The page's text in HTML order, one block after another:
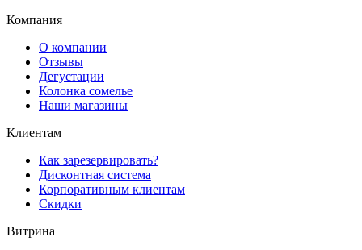
Компания
О компании
Отзывы
Дегустации
Колонка сомелье
Наши магазины
Клиентам
Как зарезервировать?
Дисконтная система
Корпоративным клиентам
Скидки
Витрина